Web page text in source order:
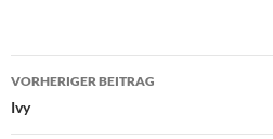
Beitragsnavigation
VORHERIGER BEITRAG
Ivy